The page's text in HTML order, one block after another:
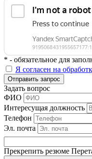
* - обязательное для
Я согласен на
Отправить запрос
Задать вопрос
ФИО
Интересущая должность
Телефон
Эл. почта
Прекрепить резюме